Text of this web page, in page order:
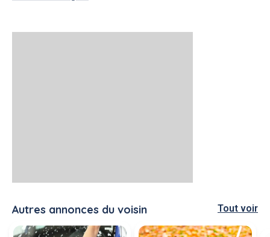
Autres annonces du voisin Tout voir